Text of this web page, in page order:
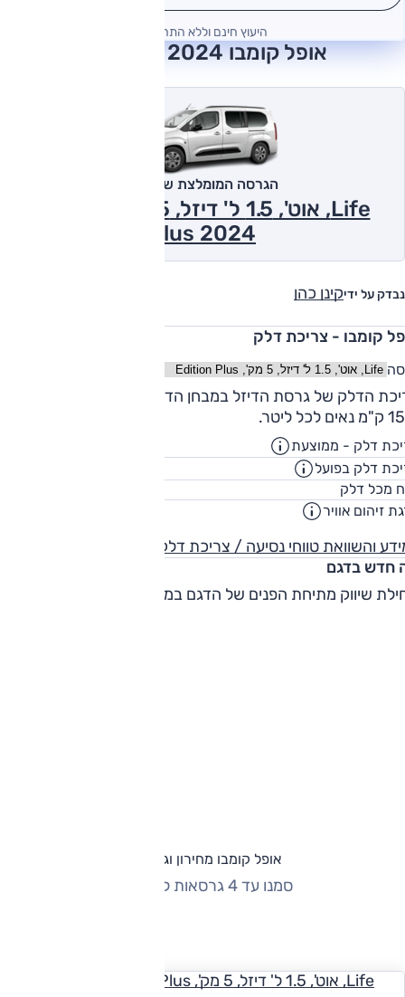
היעוץ חינם וללא התחייבות
אופל קומבו 2024 חוות דעת
נבדק על ידיקינן כהן
הגרסה המומלצת של אוטו
Plus 2024
קומבו - צריכת דלק
הדלק של גרסת הדיזל במבחן הדרכים של 'אוטו' עמדה על
לכל ליטר.
דלק - ממוצעת
דלק בפועל
מכל דלק
זיהום אוויר
והשוואת טווחי נסיעה / צריכת דלק
חדש בדגם
שיווק מתיחת הפנים של הדגם במאי 2024.
אופל קומבו מחירון וגרסאות
סמנו עד 4 גרסאות להשוואה
Life, אוט', 1.5 ל' דיזל, 5 מק', Edition Plus